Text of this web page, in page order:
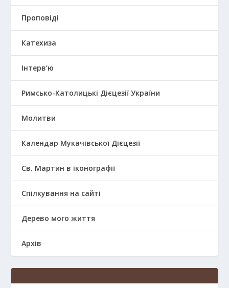
Проповіді
Катехиза
Інтерв’ю
Римсько-Католицькі Дієцезії України
Молитви
Календар Мукачівської Дієцезії
Св. Мартин в іконографії
Спілкування на сайті
Дерево мого життя
Архів